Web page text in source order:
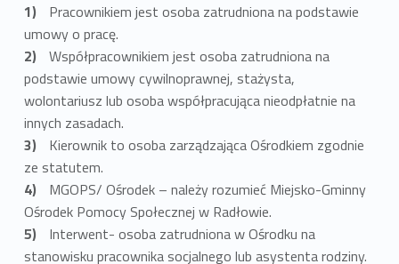
Pracownikiem jest osoba zatrudniona na podstawie
umowy o pracę.
Współpracownikiem jest osoba zatrudniona na
podstawie umowy cywilnoprawnej, stażysta,
wolontariusz lub osoba współpracująca nieodpłatnie na
innych zasadach.
Kierownik to osoba zarządzająca Ośrodkiem zgodnie
ze statutem.
MGOPS/ Ośrodek – należy rozumieć Miejsko-Gminny
Ośrodek Pomocy Społecznej w Radłowie.
Interwent- osoba zatrudniona w Ośrodku na
stanowisku pracownika socjalnego lub asystenta rodziny.